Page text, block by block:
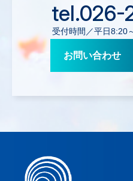
tel.026-
受付時間／平日8:20
お問い合わせ